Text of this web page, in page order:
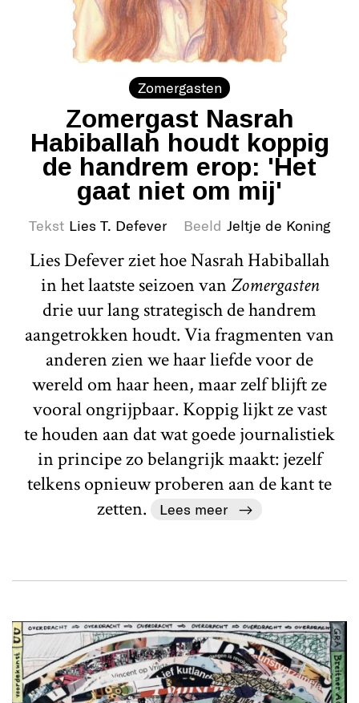
Zomergasten
Zomergast Nasrah
Habiballah houdt koppig
de handrem erop: 'Het
gaat niet om mij'
Tekst Lies T. Defever Beeld Jeltje de Koning
Lies Defever ziet hoe Nasrah Habiballah
in het laatste seizoen vanZomergasten
drie uur lang strategisch de handrem
aangetrokken houdt. Via fragmenten van
anderen zien we haar liefde voor de
wereld om haar heen, maar zelf blijft ze
vooral ongrijpbaar. Koppig lijkt ze vast
te houden aan dat wat goede journalistiek
in principe zo belangrijk maakt: jezelf
telkens opnieuw proberen aan de kant te
zetten.
Lees meer